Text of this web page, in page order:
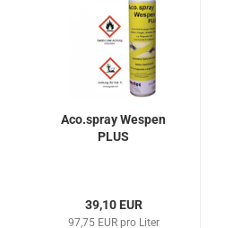
Aco.spray Wespen
PLUS
39,10 EUR
97,75 EUR pro Liter